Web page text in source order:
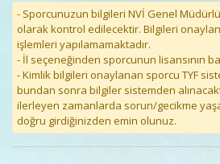
- Sporcunuzun bilgileri NVİ Genel
olarak kontrol edilecektir. Bilgileri
işlemleri yapılamamaktadır.
- İl seçeneğinden sporcunun lisansının
- Kimlik bilgileri onaylanan sporcu TYF
bundan sonra bilgiler sistemden
ilerleyen zamanlarda sorun/gecikme
doğru girdiğinizden emin olunuz.